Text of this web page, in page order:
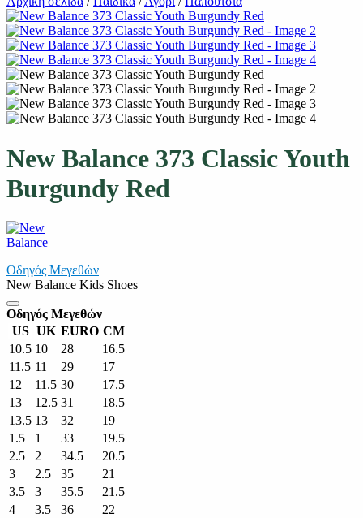
New Balance 373 Classic Youth
Burgundy Red
Οδηγός Μεγεθών
New Balance Kids Shoes
Οδηγός Μεγεθών
US UK EURO CM
10.5 10 28
16.5
11.5 11 29
17
12
11.5 30
17.5
13
12.5 31
18.5
13.5 13 32
19
1.5
1 33
19.5
2.5
2 34.5
20.5
3
2.5 35
21
3.5
3 35.5
21.5
4
3.5 36
22